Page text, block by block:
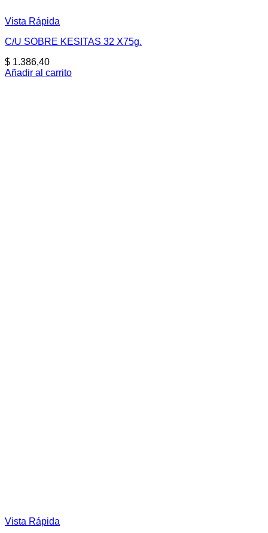
Vista Rápida
C/U SOBRE KESITAS 32 X75g.
$ 1.386,40
Añadir al carrito
Vista Rápida